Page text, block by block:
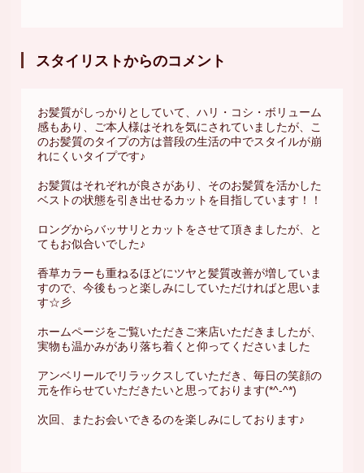
スタイリストからのコメント
お髪質がしっかりとしていて、ハリ・コシ・ボリューム
感もあり、ご本人様はそれを気にされていましたが、こ
のお髪質のタイプの方は普段の生活の中でスタイルが崩
れにくいタイプです♪
お髪質はそれぞれが良さがあり、そのお髪質を活かした
ベストの状態を引き出せるカットを目指しています！！
ロングからバッサリとカットをさせて頂きましたが、と
てもお似合いでした♪
香草カラーも重ねるほどにツヤと髪質改善が増していま
すので、今後もっと楽しみにしていただければと思いま
す☆彡
ホームページをご覧いただきご来店いただきましたが、
実物も温かみがあり落ち着くと仰ってくださいました
アンベリールでリラックスしていただき、毎日の笑顔の
元を作らせていただきたいと思っております(*^-^*)
次回、またお会いできるのを楽しみにしております♪